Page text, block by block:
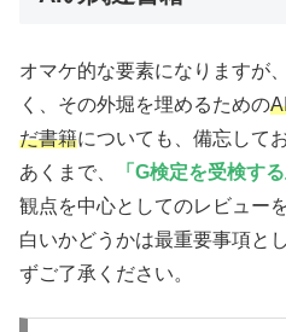
オマケ的な要素になりますが
く、その外堀を埋めるための
だ書籍についても、備忘して
あくまで、
「G検定を受検す
観点を中心としてのレビュー
白いかどうかは最重要事項と
ずご了承ください。